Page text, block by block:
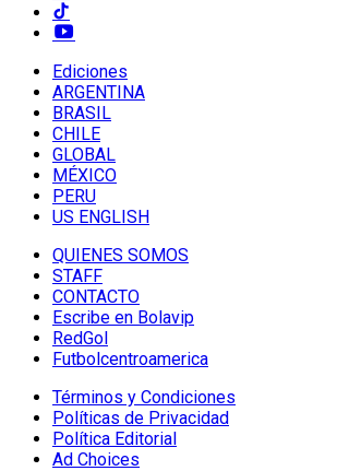
Ediciones
ARGENTINA
BRASIL
CHILE
GLOBAL
MÉXICO
PERU
US ENGLISH
QUIENES SOMOS
STAFF
CONTACTO
Escribe en Bolavip
RedGol
Futbolcentroamerica
Términos y Condiciones
Políticas de Privacidad
Política Editorial
Ad Choices